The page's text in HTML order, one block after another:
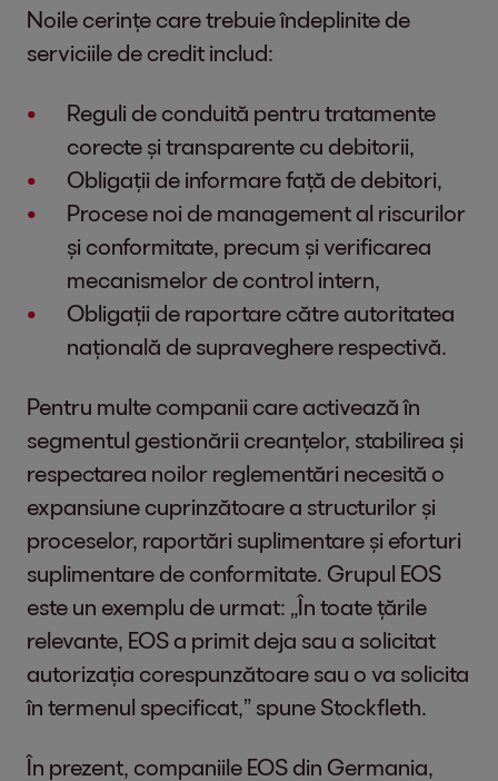
Noile cerințe care trebuie îndeplinite de
serviciile de credit includ:
Reguli de conduită pentru tratamente
corecte și transparente cu debitorii,
Obligații de informare față de debitori,
Procese noi de management al riscurilor
și conformitate, precum și verificarea
mecanismelor de control intern,
Obligații de raportare către autoritatea
națională de supraveghere respectivă.
Pentru multe companii care activează în
segmentul gestionării creanțelor, stabilirea și
respectarea noilor reglementări necesită o
expansiune cuprinzătoare a structurilor și
proceselor, raportări suplimentare și eforturi
suplimentare de conformitate. Grupul EOS
este un exemplu de urmat: „În toate țările
relevante, EOS a primit deja sau a solicitat
autorizația corespunzătoare sau o va solicita
în termenul specificat,” spune Stockfleth.
În prezent, companiile EOS din Germania,